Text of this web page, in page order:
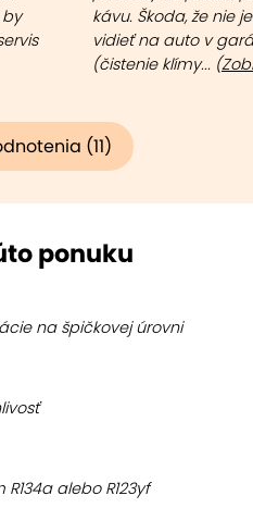
by
kávu. Škoda, že nie
vidieť na auto v
(čistenie klímy... (
(11)
ponuku
na špičkovej úrovni
alebo R123yf